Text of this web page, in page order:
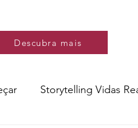
Descubra mais
Descubra mais
Storytelling Vidas